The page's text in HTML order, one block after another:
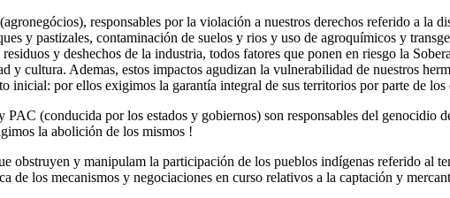
responsables por la violación a nuestros derechos referido a la
y pastizales, contaminación de suelos y rios y uso de agroquímicos y
y deshechos de la industria, todos fatores que ponen en riesgo la
y cultura. Ademas, estos impactos agudizan la vulnerabilidad de nuestros
inicial: por ellos exigimos la garantía integral de sus territorios por parte de los
(conducida por los estados y gobiernos) son responsables del genocidio
la abolición de los mismos !
obstruyen y manipulam la participación de los pueblos indígenas referido al
de los mecanismos y negociaciones en curso relativos a la captación y